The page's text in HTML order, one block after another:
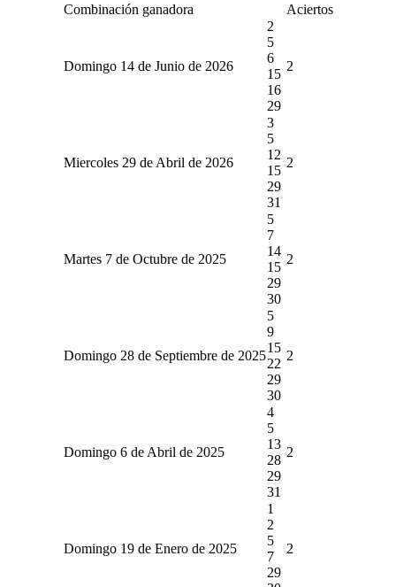
Combinación ganadora Aciertos
Domingo 14 de Junio de 2026
2
5
6
15
16
29
2
Miercoles 29 de Abril de 2026
3
5
12
15
29
31
2
Martes 7 de Octubre de 2025
5
7
14
15
29
30
2
Domingo 28 de Septiembre de 2025
5
9
15
22
29
30
2
Domingo 6 de Abril de 2025
4
5
13
28
29
31
2
Domingo 19 de Enero de 2025
1
2
5
7
29
2